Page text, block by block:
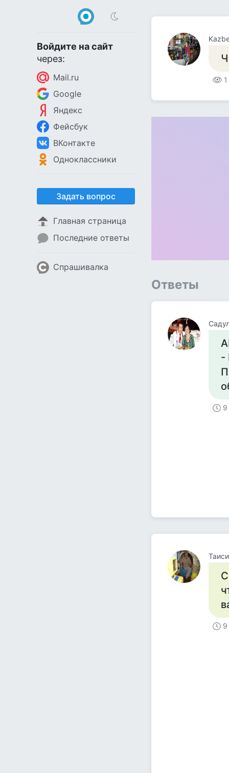
Войдите на сайт
через:
Mail.ru
Google
Яндекс
Фейсбук
ВКонтакте
Одноклассники
Задать вопрос
Главная страница
Последние ответы
Спрашивалка
Ответы
-
9
9